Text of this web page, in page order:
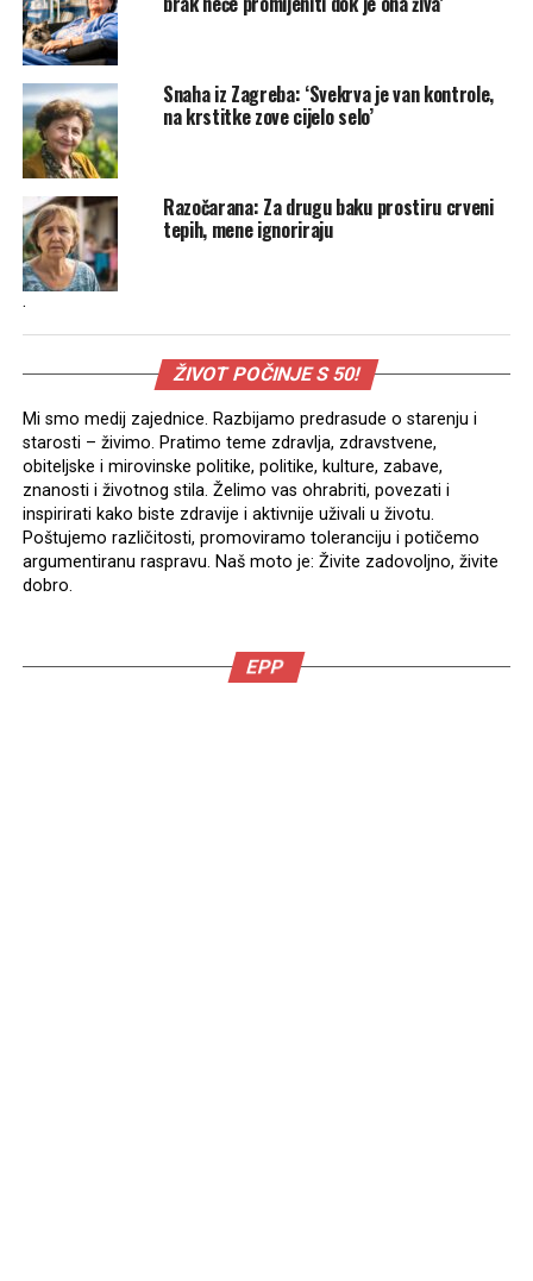
Snaha iz Zagreba: ‘Svekrva je van kontrole,
na krstitke zove cijelo selo’
Razočarana: Za drugu baku prostiru crveni
tepih, mene ignoriraju
.
ŽIVOT POČINJE S 50!
Mi smo medij zajednice. Razbijamo predrasude o starenju i
starosti – živimo. Pratimo teme zdravlja, zdravstvene,
obiteljske i mirovinske politike, politike, kulture, zabave,
znanosti i životnog stila. Želimo vas ohrabriti, povezati i
inspirirati kako biste zdravije i aktivnije uživali u životu.
Poštujemo različitosti, promoviramo toleranciju i potičemo
argumentiranu raspravu. Naš moto je: Živite zadovoljno, živite
dobro.
EPP